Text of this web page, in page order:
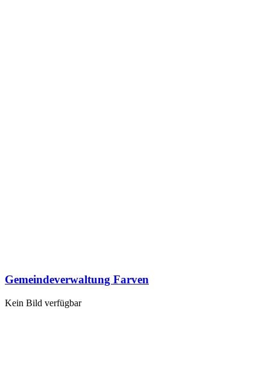
Gemeindeverwaltung Farven
Kein Bild verfügbar